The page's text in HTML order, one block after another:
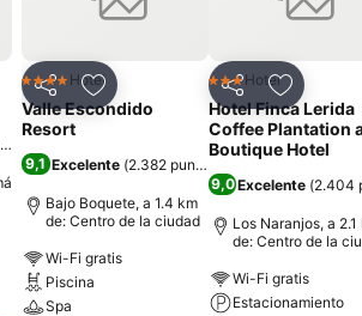
CompartirAgregar a favoritos
4 EstrellasHotel
Valle Escondido
Resort
9,1 Excelente (2.382 puntuaciones)
Bajo Boquete, a 1.4 km
de: Centro de la ciudad
Wi-Fi gratis
Piscina
Spa
CompartirAgregar
3 Estrellas
Hotel
Hotel Finca Lerida
Coffee Plantation
Boutique Hotel
9,0Excelente (2.404
Los Naranjos, a 2.1
de: Centro de la
Wi-Fi gratis
Estacionamiento